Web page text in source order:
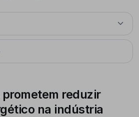
reduzir
na indústria